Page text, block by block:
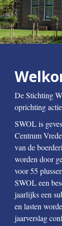
De Stichting
oprichting
SWOL is
Centrum
van de
worden door
voor 55
SWOL een
jaarlijks een
en lasten
jaarverslag